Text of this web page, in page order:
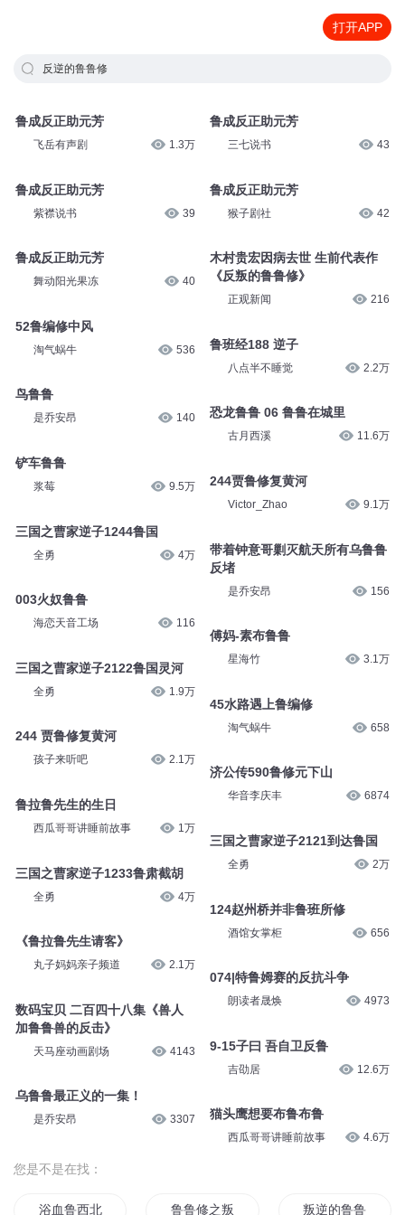
打开APP
反逆的鲁鲁修
鲁成反正助元芳
飞岳有声剧 1.3万
鲁成反正助元芳
紫襟说书 39
鲁成反正助元芳
舞动阳光果冻 40
52鲁编修中风
淘气蜗牛 536
鸟鲁鲁
是乔安昂 140
铲车鲁鲁
浆莓 9.5万
三国之曹家逆子1244鲁国
全勇 4万
003火奴鲁鲁
海恋天音工场 116
三国之曹家逆子2122鲁国灵河
全勇 1.9万
244 贾鲁修复黄河
孩子来听吧 2.1万
鲁拉鲁先生的生日
西瓜哥哥讲睡前故事 1万
三国之曹家逆子1233鲁肃截胡
全勇 4万
《鲁拉鲁先生请客》
丸子妈妈亲子频道 2.1万
数码宝贝 二百四十八集《兽人
加鲁鲁兽的反击》
天马座动画剧场 4143
乌鲁鲁最正义的一集！
是乔安昂 3307
鲁成反正助元芳
三七说书 43
鲁成反正助元芳
猴子剧社 42
木村贵宏因病去世 生前代表作
《反叛的鲁鲁修》
正观新闻 216
鲁班经188 逆子
八点半不睡觉 2.2万
恐龙鲁鲁 06 鲁鲁在城里
古月西溪 11.6万
244贾鲁修复黄河
Victor_Zhao 9.1万
带着钟意哥剿灭航天所有乌鲁鲁
反堵
是乔安昂 156
傅妈-素布鲁鲁
星海竹 3.1万
45水路遇上鲁编修
淘气蜗牛 658
济公传590鲁修元下山
华音李庆丰 6874
三国之曹家逆子2121到达鲁国
全勇 2万
124赵州桥并非鲁班所修
酒馆女掌柜 656
074|特鲁姆赛的反抗斗争
朗读者晟焕 4973
9-15子曰 吾自卫反鲁
吉劭居 12.6万
猫头鹰想要布鲁布鲁
西瓜哥哥讲睡前故事 4.6万
您是不是在找：
浴血鲁西北 鲁鲁修之叛逆的魔王 叛逆的鲁鲁修之